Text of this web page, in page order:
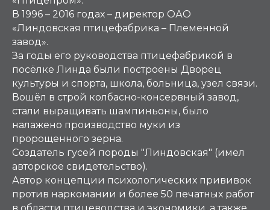
В 1996 – 2016 годах – директор ОАО
«Линдовская птицефабрика – Племенной
завод».
За годы его руководства птицефабрикой в
посёлке Линда были построены Дворец
культуры и спорта, школа, больница, узел связи.
Вошёл в строй колбасно-консервный завод,
стали выращивать шампиньоны, было
налажено производство муки из
пророщенного зерна.
Создатель гусей породы "Линдовская" (имел
авторское свидетельство).
Автор концепции психологических прививок
против наркомании и более 50 печатных работ